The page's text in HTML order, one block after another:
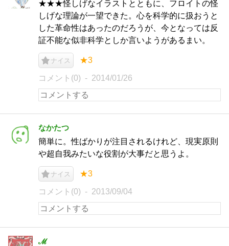
★★★怪しげなイラストとともに、フロイトの怪
しげな理論が一望できた。心を科学的に扱おうと
した革命性はあったのだろうが、今となっては反
証不能な似非科学としか言いようがあるまい。
ナイス ★3
コメント(0) 2014/01/26
なかたつ
簡単に。性ばかりが注目されるけれど、現実原則
や超自我みたいな役割が大事だと思うよ。
ナイス ★3
コメント(0) 2013/09/04
ℳ